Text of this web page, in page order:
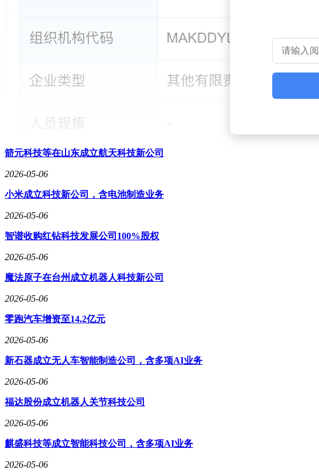
箭元科技等在山东成立航天科技新公司
2026-05-06
小米成立科技新公司，含电池制造业务
2026-05-06
智谱收购红钻科技发展公司100%股权
2026-05-06
魔法原子在台州成立机器人科技新公司
2026-05-06
零跑汽车增资至14.2亿元
2026-05-06
新石器成立无人车智能制造公司，含多项AI业务
2026-05-06
福达股份成立机器人关节科技公司
2026-05-06
麒盛科技等成立智能科技公司，含多项AI业务
2026-05-06